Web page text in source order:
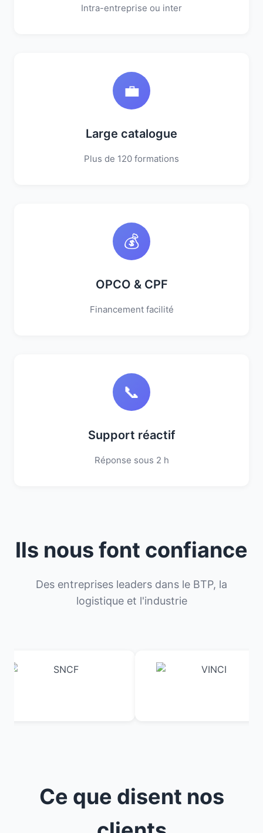
Intra-entreprise ou inter
💼
Large catalogue
Plus de 120 formations
💰
OPCO & CPF
Financement facilité
📞
Support réactif
Réponse sous 2 h
Ils nous font confiance
Des entreprises leaders dans le BTP, la
logistique et l'industrie
Ce que disent nos